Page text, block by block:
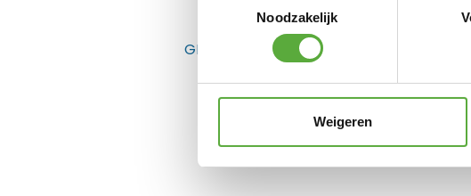
Weigeren
GERELATEERDE PRODUCTEN